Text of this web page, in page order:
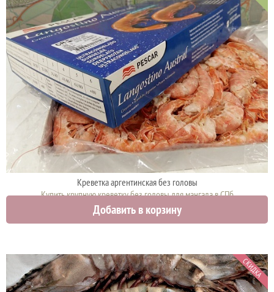
Креветка аргентинская без головы
Купить крупную креветку без головы для мангала в СПб
3150 руб.
Добавить в корзину
СКИДКА